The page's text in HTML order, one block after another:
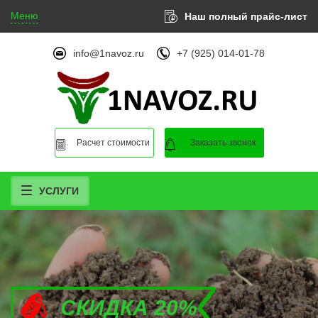
Меню Наш полный прайс-лист
info@1navoz.ru +7 (925) 014-01-78
Расчет стоимости Заказать звонок
УСЛУГИ
СКИДКА 20%
СКИДКА 20%
СКИДКА 20%